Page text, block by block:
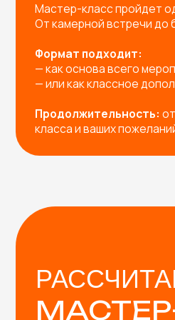
МАСТЕР-
Заполните форму — и мы
Готовые решения
Индивидуальную
Подборку с
В